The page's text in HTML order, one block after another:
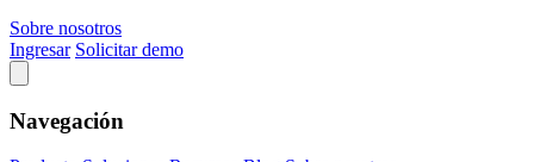
Sobre nosotros
Ingresar Solicitar demo
Navegación